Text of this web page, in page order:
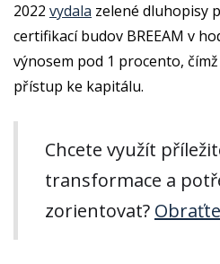
2022 vydala zelené dluhopisy
certifikací budov BREEAM v
výnosem pod 1 procento,
přístup ke kapitálu.
Chcete využít
transformace a
zorientovat?